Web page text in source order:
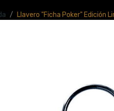
Llavero "Ficha Poker" Edición